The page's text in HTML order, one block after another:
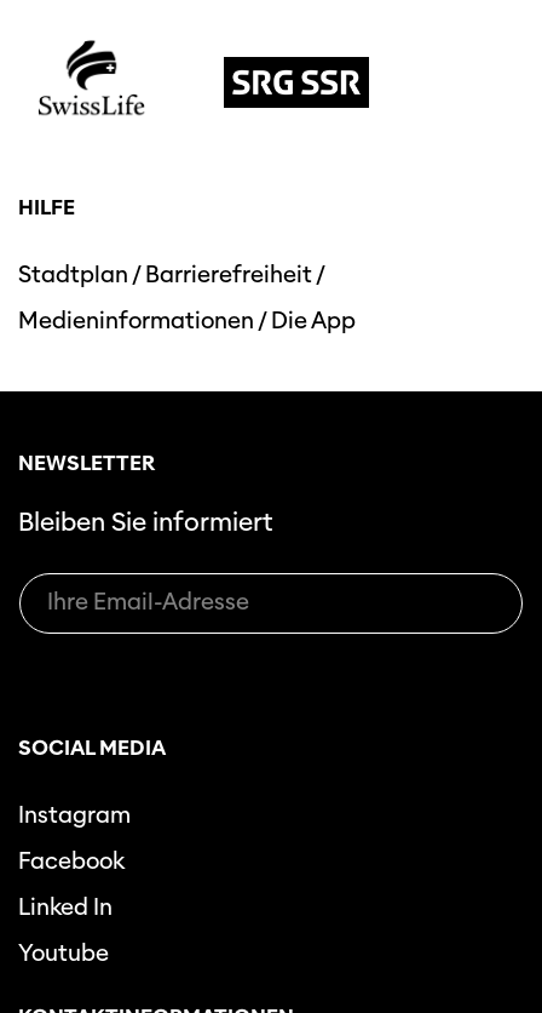
HILFE
Stadtplan /Barrierefreiheit/
Medieninformationen /Die App
NEWSLETTER
Bleiben Sie informiert
SOCIAL MEDIA
Instagram
Facebook
Linked In
Youtube